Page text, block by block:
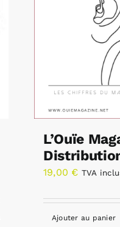
L’Ouïe
19,00 € TVA
Ajouter au panier